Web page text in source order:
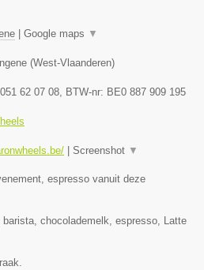
Google maps ▼
(West-Vlaanderen)
051 62 07 08, BTW-nr: BE0 887 909 195
Screenshot ▼
espresso vanuit deze
chocolademelk, espresso, Latte